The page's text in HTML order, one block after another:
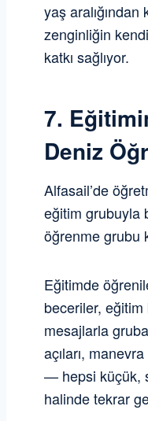
yaş aralığından
zenginliğin
katkı sağlıyor.
7.
Deniz
Alfasail’de
eğitim grubuyla
öğrenme grubu
Eğitimde
beceriler, eğitim
mesajlarla
açıları,
— hepsi küçük,
halinde tekrar